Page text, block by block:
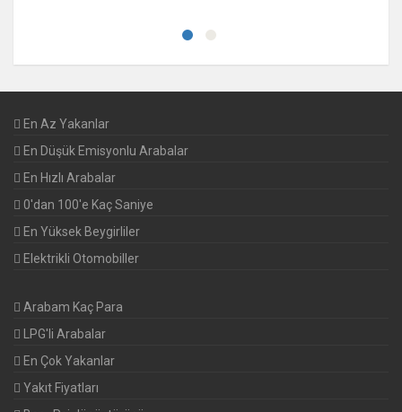
En Az Yakanlar
En Düşük Emisyonlu Arabalar
En Hızlı Arabalar
0'dan 100'e Kaç Saniye
En Yüksek Beygirliler
Elektrikli Otomobiller
Arabam Kaç Para
LPG'li Arabalar
En Çok Yakanlar
Yakıt Fiyatları